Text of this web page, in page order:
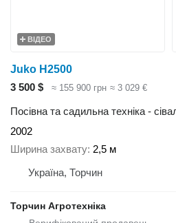
ВІДЕО
Juko H2500
3 500 $
≈ 155 900 грн ≈ 3 029 €
Посівна та садильна техніка -
2002
Ширина захвату 2,5 м
Україна, Торчин
Торчин Агротехніка